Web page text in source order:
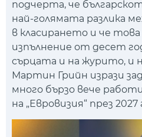
подчерта, че
най-голямата разлика
в класирането и че
изпълнение от десет
сърцата и на журито, и
Мартин Грийн изрази
много бързо вече
на „Евровизия“ през 2027